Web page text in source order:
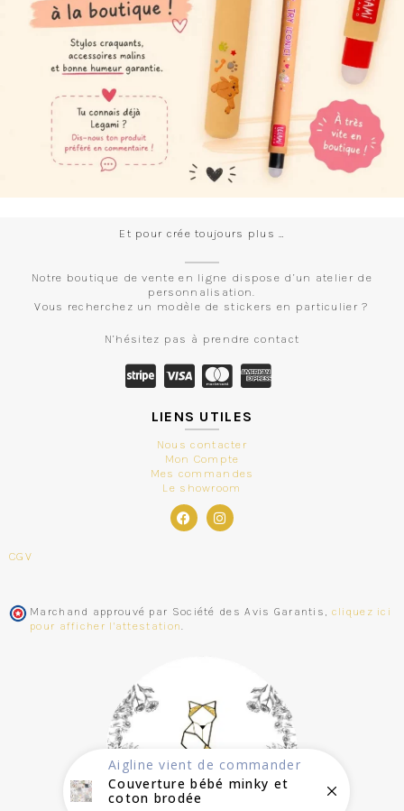
Et pour crée toujours plus …
Notre boutique de vente en ligne dispose d’un atelier de
personnalisation.
Vous recherchez un modèle de stickers en particulier ?
N’hésitez pas à prendre contact
LIENS UTILES
Nous contacter
Mon Compte
Mes commandes
Le showroom
CGV
Marchand approuvé par Société des Avis Garantis, cliquez ici
pour afficher l'attestation.
Aigline vient de commander
Couverture bébé minky et
coton brodée